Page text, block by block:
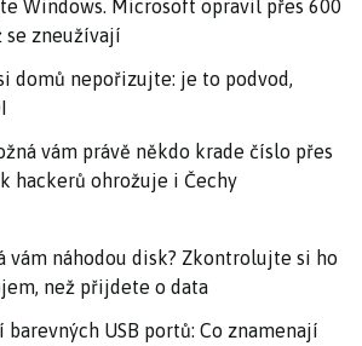
Windows. Microsoft opravil přes 600
se zneužívají
domů nepořizujte: je to podvod,
vám právě někdo krade číslo přes
hackerů ohrožuje i Čechy
vám náhodou disk? Zkontrolujte si ho
než přijdete o data
USB portů: Co znamenají